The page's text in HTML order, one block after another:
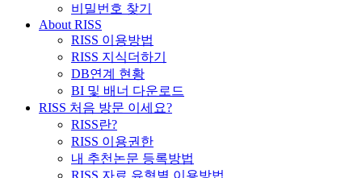
비밀번호 찾기
About RISS
RISS 이용방법
RISS 지식더하기
DB연계 현황
BI 및 배너 다운로드
RISS 처음 방문 이세요?
RISS란?
RISS 이용권한
내 추천논문 등록방법
RISS 자료 유형별 이용방법